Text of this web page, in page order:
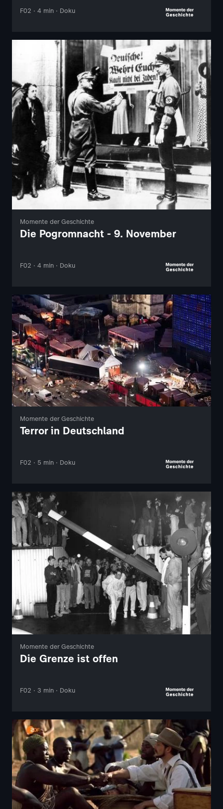
F02 · 4 min · Doku
Momente der Geschichte
Die Pogromnacht - 9. November
F02 · 4 min · Doku
Momente der Geschichte
Terror in Deutschland
F02 · 5 min · Doku
Momente der Geschichte
Die Grenze ist offen
F02 · 3 min · Doku